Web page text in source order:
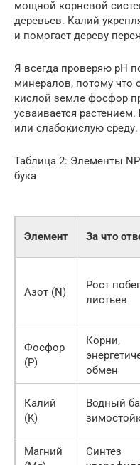
мощной корневой
деревьев. Калий
и помогает дереву
Я всегда проверяю pH
минералов, потому
кислой земле фосфор
усваивается
или слабокислую среду.
Таблица 2: Элементы
бука
Элемент За что
Азот (N)
Рост
листьев
Фосфор
(P)
Корни,
обмен
Калий
(K)
Водный
Магний
Синтез